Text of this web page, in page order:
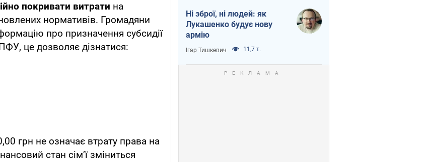
покривати витрати на
нормативів. Громадяни
про призначення субсидії
це дозволяє дізнатися:
грн не означає втрату права на
стан сім’ї зміниться
Ні зброї, ні людей: як
Лукашенко будує нову
армію
Ігар Тишкевич 11,7 т.